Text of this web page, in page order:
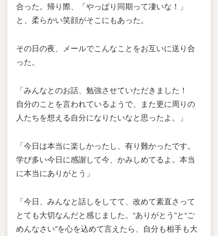
合った。帰り際、「やっぱり同期って凄いな！」
と、柔らかい笑顔がそこにもあった。
その日の夜、メールでこんなことをお互いに送り合
った。
「みんなとのお話、勉強させていただきました！
自分のことを言われているようで、また更に周りの
人たちを想える自分になりたいなと思ったよ。」
「今日は本当に楽しかったし、有り難かったです。
学び多い今日に感謝して今、かみしめてるよ。本当
に本当にありがとう」
「今日、みんなと話しをしてて、改めて素直さって
とても大切なんだと感じました。“ありがとう”と“ご
めんなさい”を心を込めて言えたら、自分も相手も大